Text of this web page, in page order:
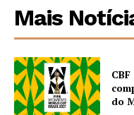
Mais
do